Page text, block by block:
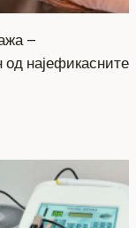
–
од најефикасните